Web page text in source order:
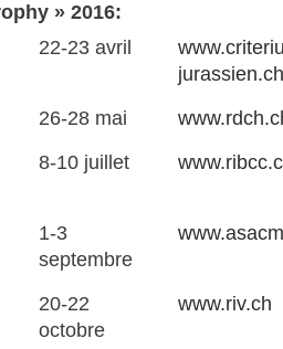
» 2016:
22-23 avril
jurassien.ch
26-28 mai
8-10 juillet
1-3
septembre
20-22
octobre
www.riv.ch